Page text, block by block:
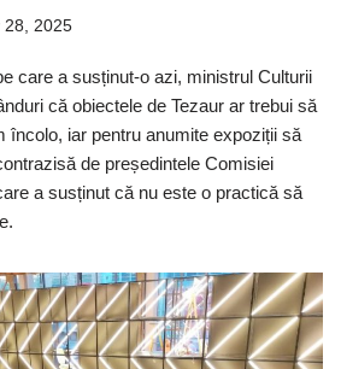
28, 2025
care a susținut-o azi, ministrul Culturii
că obiectele de Tezaur ar trebui să
încolo, iar pentru anumite expoziții să
de președintele Comisiei
a susținut că nu este o practică să